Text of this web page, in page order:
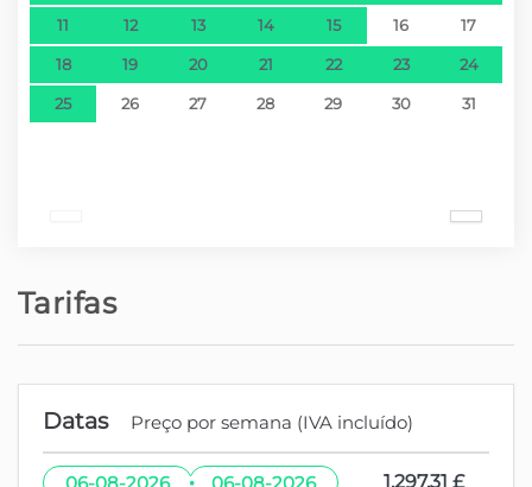
11 12 13 14 15 16 17
18 19 20 21 22 23 24
25 26 27 28 29 30 31
Tarifas
Datas Preço por semana (IVA incluído)
1.297,31 £